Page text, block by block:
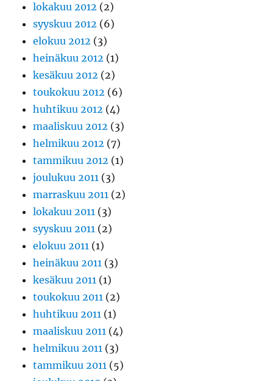
lokakuu 2012 (2)
syyskuu 2012 (6)
elokuu 2012 (3)
heinäkuu 2012 (1)
kesäkuu 2012 (2)
toukokuu 2012 (6)
huhtikuu 2012 (4)
maaliskuu 2012 (3)
helmikuu 2012 (7)
tammikuu 2012 (1)
joulukuu 2011 (3)
marraskuu 2011 (2)
lokakuu 2011 (3)
syyskuu 2011 (2)
elokuu 2011 (1)
heinäkuu 2011 (3)
kesäkuu 2011 (1)
toukokuu 2011 (2)
huhtikuu 2011 (1)
maaliskuu 2011 (4)
helmikuu 2011 (3)
tammikuu 2011 (5)